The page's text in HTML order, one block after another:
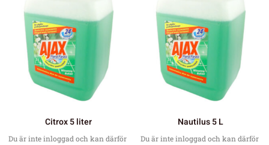
Citrox 5 liter
Du är inte inloggad och kan därför
Nautilus 5 L
Du är inte inloggad och kan därför